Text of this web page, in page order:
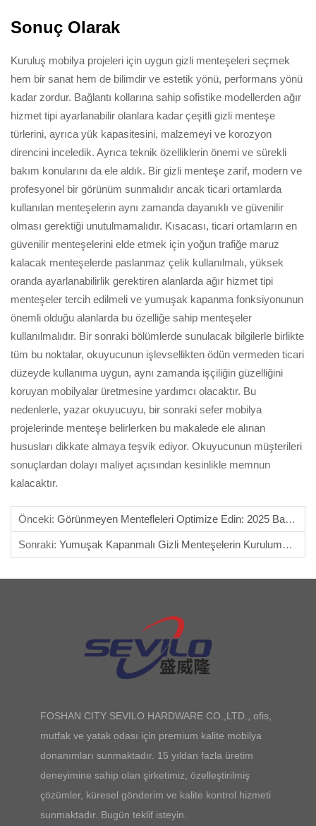
Sonuç Olarak
Kuruluş mobilya projeleri için uygun gizli menteşeleri seçmek
hem bir sanat hem de bilimdir ve estetik yönü, performans yönü
kadar zordur. Bağlantı kollarına sahip sofistike modellerden ağır
hizmet tipi ayarlanabilir olanlara kadar çeşitli gizli menteşe
türlerini, ayrıca yük kapasitesini, malzemeyi ve korozyon
direncini inceledik. Ayrıca teknik özelliklerin önemi ve sürekli
bakım konularını da ele aldık. Bir gizli menteşe zarif, modern ve
profesyonel bir görünüm sunmalıdır ancak ticari ortamlarda
kullanılan menteşelerin aynı zamanda dayanıklı ve güvenilir
olması gerektiği unutulmamalıdır. Kısacası, ticari ortamların en
güvenilir menteşelerini elde etmek için yoğun trafiğe maruz
kalacak menteşelerde paslanmaz çelik kullanılmalı, yüksek
oranda ayarlanabilirlik gerektiren alanlarda ağır hizmet tipi
menteşeler tercih edilmeli ve yumuşak kapanma fonksiyonunun
önemli olduğu alanlarda bu özelliğe sahip menteşeler
kullanılmalıdır. Bir sonraki bölümlerde sunulacak bilgilerle birlikte
tüm bu noktalar, okuyucunun işlevsellikten ödün vermeden ticari
düzeyde kullanıma uygun, aynı zamanda işçiliğin güzelliğini
koruyan mobilyalar üretmesine yardımcı olacaktır. Bu
nedenlerle, yazar okuyucuyu, bir sonraki sefer mobilya
projelerinde menteşe belirlerken bu makalede ele alınan
hususları dikkate almaya teşvik ediyor. Okuyucunun müşterileri
sonuçlardan dolayı maliyet açısından kesinlikle memnun
kalacaktır.
Önceki: Görünmeyen Mentefleleri Optimize Edin: 2025 Bakım İpuçları
Sonraki: Yumuşak Kapanmalı Gizli Menteşelerin Kurulumu: Pratik Bir Kılavuz
FOSHAN CITY SEVILO HARDWARE CO.,LTD., ofis,
mutfak ve yatak odası için premium kalite mobilya
donanımları sunmaktadır. 15 yıldan fazla üretim
deneyimine sahip olan şirketimiz, özelleştirilmiş
çözümler, küresel gönderim ve kalite kontrol hizmeti
sunmaktadır. Bugün teklif isteyin.